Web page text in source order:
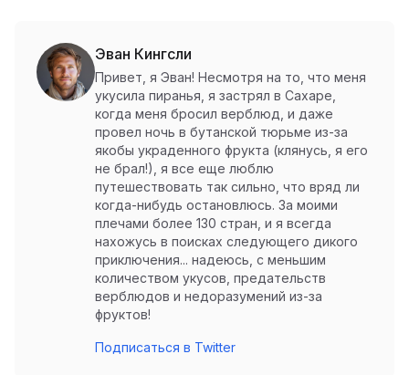
Эван Кингсли
Привет, я Эван! Несмотря на то, что меня
укусила пиранья, я застрял в Сахаре,
когда меня бросил верблюд, и даже
провел ночь в бутанской тюрьме из-за
якобы украденного фрукта (клянусь, я его
не брал!), я все еще люблю
путешествовать так сильно, что вряд ли
когда-нибудь остановлюсь. За моими
плечами более 130 стран, и я всегда
нахожусь в поисках следующего дикого
приключения... надеюсь, с меньшим
количеством укусов, предательств
верблюдов и недоразумений из-за
фруктов!
Подписаться в Twitter